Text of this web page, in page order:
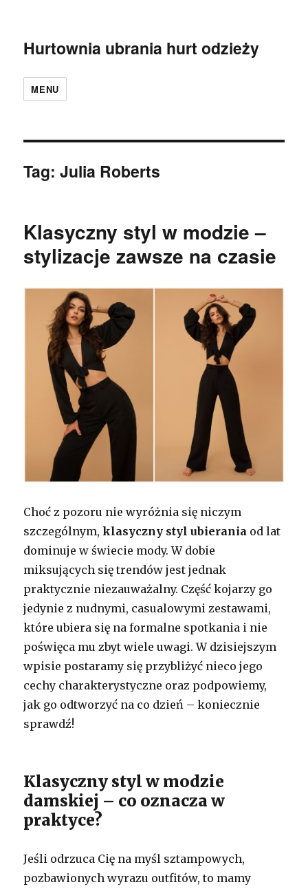
Hurtownia ubrania hurt odzieży
MENU
Tag:Julia Roberts
Klasyczny styl w modzie –
stylizacje zawsze na czasie
Choć z pozoru nie wyróżnia się niczym
szczególnym,klasyczny styl ubierania od lat
dominuje w świecie mody. W dobie
miksujących się trendów jest jednak
praktycznie niezauważalny. Część kojarzy go
jedynie z nudnymi, casualowymi zestawami,
które ubiera się na formalne spotkania i nie
poświęca mu zbyt wiele uwagi. W dzisiejszym
wpisie postaramy się przybliżyć nieco jego
cechy charakterystyczne oraz podpowiemy,
jak go odtworzyć na co dzień – koniecznie
sprawdź!
Klasyczny styl w modzie
damskiej – co oznacza w
praktyce?
Jeśli odrzuca Cię na myśl sztampowych,
pozbawionych wyrazu outfitów, to mamy